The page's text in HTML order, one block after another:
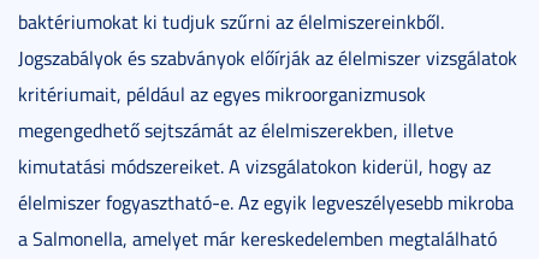
baktériumokat ki tudjuk szűrni az élelmiszereinkből.
Jogszabályok és szabványok előírják az élelmiszer vizsgálatok
kritériumait, például az egyes mikroorganizmusok
megengedhető sejtszámát az élelmiszerekben, illetve
kimutatási módszereiket. A vizsgálatokon kiderül, hogy az
élelmiszer fogyasztható-e. Az egyik legveszélyesebb mikroba
a Salmonella, amelyet már kereskedelemben megtalálható